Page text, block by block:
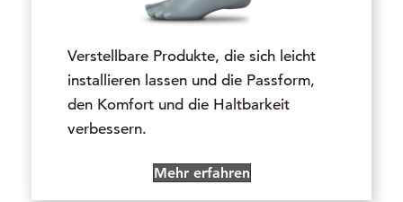
Verstellbare Produkte, die sich leicht
installieren lassen und die Passform,
den Komfort und die Haltbarkeit
verbessern.
Mehr erfahren